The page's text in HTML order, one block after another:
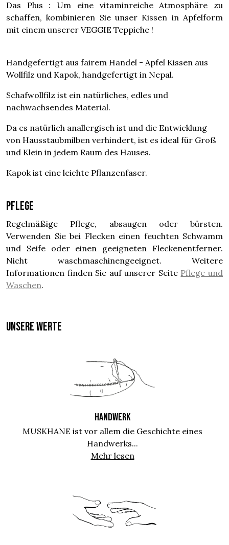
Das Plus : Um eine vitaminreiche Atmosphäre zu
schaffen, kombinieren Sie unser Kissen in Apfelform
mit einem unserer VEGGIE Teppiche !
Handgefertigt aus fairem Handel - Apfel Kissen aus
Wollfilz und Kapok, handgefertigt in Nepal.
Schafwollfilz ist ein natürliches, edles und
nachwachsendes Material.
Da es natürlich anallergisch ist und die Entwicklung
von Hausstaubmilben verhindert, ist es ideal für Groß
und Klein in jedem Raum des Hauses.
Kapok ist eine leichte Pflanzenfaser.
Pflege
Regelmäßige Pflege, absaugen oder bürsten.
Verwenden Sie bei Flecken einen feuchten Schwamm
und Seife oder einen geeigneten Fleckenentferner.
Nicht waschmaschinengeeignet. Weitere
Informationen finden Sie auf unserer Seite Pflege und
Waschen.
UNSERE WERTE
HANDWERK
MUSKHANE ist vor allem die Geschichte eines
Handwerks...
Mehr lesen